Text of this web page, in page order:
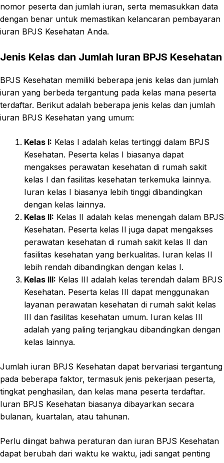
nomor peserta dan jumlah iuran, serta memasukkan data
dengan benar untuk memastikan kelancaran pembayaran
iuran BPJS Kesehatan Anda.
Jenis Kelas dan Jumlah Iuran BPJS Kesehatan
BPJS Kesehatan memiliki beberapa jenis kelas dan jumlah
iuran yang berbeda tergantung pada kelas mana peserta
terdaftar. Berikut adalah beberapa jenis kelas dan jumlah
iuran BPJS Kesehatan yang umum:
Kelas I: Kelas I adalah kelas tertinggi dalam BPJS
Kesehatan. Peserta kelas I biasanya dapat
mengakses perawatan kesehatan di rumah sakit
kelas I dan fasilitas kesehatan terkemuka lainnya.
Iuran kelas I biasanya lebih tinggi dibandingkan
dengan kelas lainnya.
Kelas II: Kelas II adalah kelas menengah dalam BPJS
Kesehatan. Peserta kelas II juga dapat mengakses
perawatan kesehatan di rumah sakit kelas II dan
fasilitas kesehatan yang berkualitas. Iuran kelas II
lebih rendah dibandingkan dengan kelas I.
Kelas III: Kelas III adalah kelas terendah dalam BPJS
Kesehatan. Peserta kelas III dapat menggunakan
layanan perawatan kesehatan di rumah sakit kelas
III dan fasilitas kesehatan umum. Iuran kelas III
adalah yang paling terjangkau dibandingkan dengan
kelas lainnya.
Jumlah iuran BPJS Kesehatan dapat bervariasi tergantung
pada beberapa faktor, termasuk jenis pekerjaan peserta,
tingkat penghasilan, dan kelas mana peserta terdaftar.
Iuran BPJS Kesehatan biasanya dibayarkan secara
bulanan, kuartalan, atau tahunan.
Perlu diingat bahwa peraturan dan iuran BPJS Kesehatan
dapat berubah dari waktu ke waktu, jadi sangat penting